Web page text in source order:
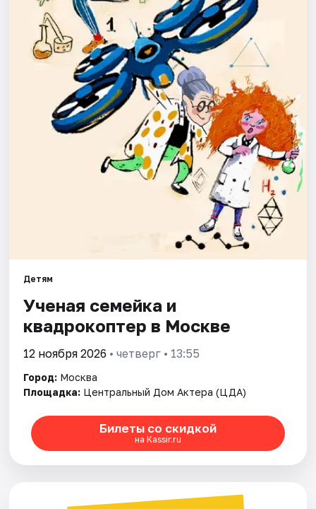
Города
Артисты
Рейтинги
Детям
Ученая семейка и
квадрокоптер в Москве
12 ноября 2026 • четверг • 13:55
Город: Москва
Площадка: Центральный Дом Актера (ЦДА)
Билеты со скидкой
на Kassir.ru